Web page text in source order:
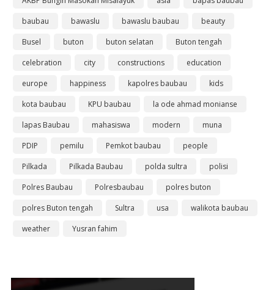
baubau
bawaslu bawaslu baubau
beauty
Busel
buton buton selatan
Buton tengah
celebration
city constructions
education
europe
happiness kapolres baubau
kids
kota baubau
KPU baubau
la ode ahmad monianse
lapas Baubau
mahasiswa modern
muna
PDIP
pemilu Pemkot baubau
people
Pilkada
Pilkada Baubau polda sultra
polisi
Polres Baubau
Polresbaubau
polres buton
polres Buton tengah
Sultra usa
walikota baubau
weather
Yusran fahim